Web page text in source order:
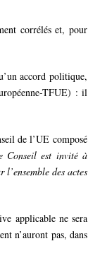
corrélés et, pour
accord politique,
TFUE) : il
de l’UE composé
Conseil est invité à
des actes
applicable ne sera
n’auront pas, dans